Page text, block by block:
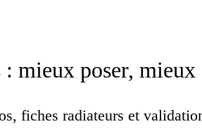
: mieux poser,
fiches radiateurs et